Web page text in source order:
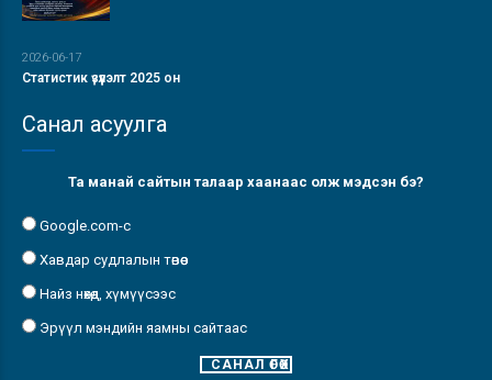
2026-06-17
Статистик үзүүлэлт 2025 он
Санал асуулга
Та манай сайтын талаар хаанаас олж мэдсэн бэ?
Google.com-с
Хавдар судлалын төвөөс
Найз нөхөд, хүмүүсээс
Эрүүл мэндийн яамны сайтаас